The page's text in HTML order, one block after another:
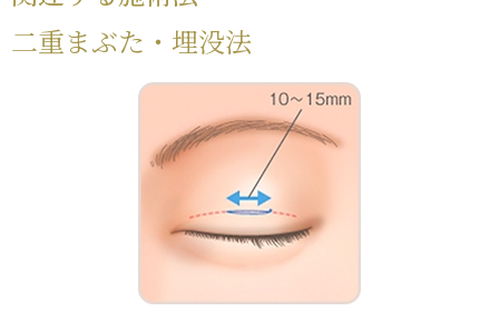
二重まぶた・埋没法